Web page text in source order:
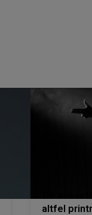
altfel